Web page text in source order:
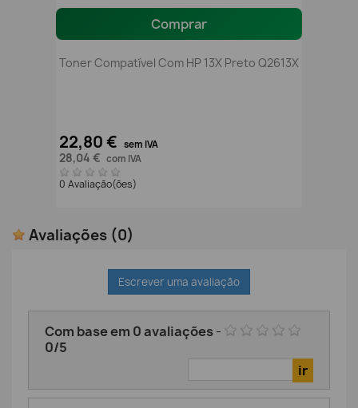
Comprar
Toner Compatível Com HP 13X Preto Q2613X
22,80 € sem IVA
28,04 € com IVA
0 Avaliação(ões)
Avaliações (0)
Escrever uma avaliação
Com base em 0avaliações-
0/5